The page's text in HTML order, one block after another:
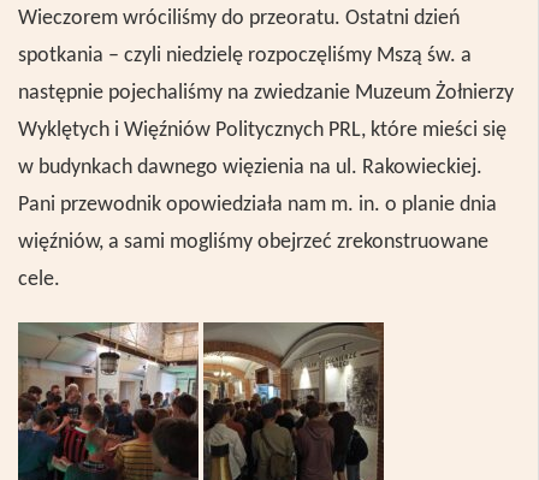
Wieczorem wróciliśmy do przeoratu. Ostatni dzień
spotkania – czyli niedzielę rozpoczęliśmy Mszą św. a
następnie pojechaliśmy na zwiedzanie Muzeum Żołnierzy
Wyklętych i Więźniów Politycznych PRL, które mieści się
w budynkach dawnego więzienia na ul. Rakowieckiej.
Pani przewodnik opowiedziała nam m. in. o planie dnia
więźniów, a sami mogliśmy obejrzeć zrekonstruowane
cele.